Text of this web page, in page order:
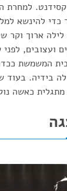
למחרת
כדי להינשא
לילה ארוך
ועצובים,
המשמשת
בידיה. בעוד
כאשה